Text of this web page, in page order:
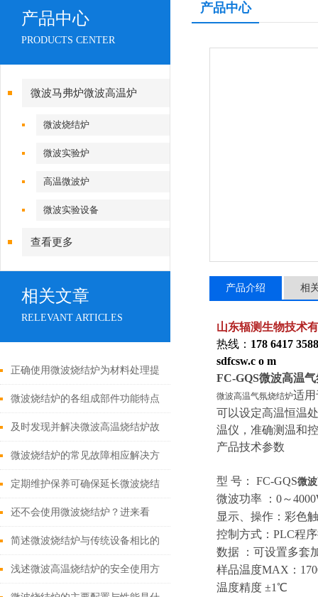
产品中心
PRODUCTS CENTER
微波马弗炉微波高温炉
微波烧结炉
微波实验炉
高温微波炉
微波实验设备
查看更多
相关文章
RELEVANT ARTICLES
正确使用微波烧结炉为材料处理提
供可靠的支持
微波烧结炉的各组成部件功能特点
分享
及时发现并解决微波高温烧结炉故
障可有效延长使用寿命
微波烧结炉的常见故障相应解决方
法介绍
定期维护保养可确保延长微波烧结
炉的使用寿命
还不会使用微波烧结炉？进来看
简述微波烧结炉与传统设备相比的
优势
浅述微波高温烧结炉的安全使用方
产品中心
产品介绍 相
山东辐测生物技术
热线： 178 6417 3588
sdfcsw.c o m
FC-GQS微波高温
微波高温气氛烧结炉适
可以设定高温恒温
温仪，准确测温和
产品技术参数
型 号： FC-GQS微
微波功率 ：0～
显示、操作：彩色
控制方式：PLC程
数据 ：可设置多套
样品温度MAX：
温度精度 ±1℃